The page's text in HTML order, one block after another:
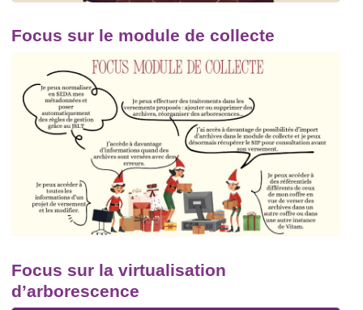
Focus sur le module de collecte
Focus sur la virtualisation
d’arborescence